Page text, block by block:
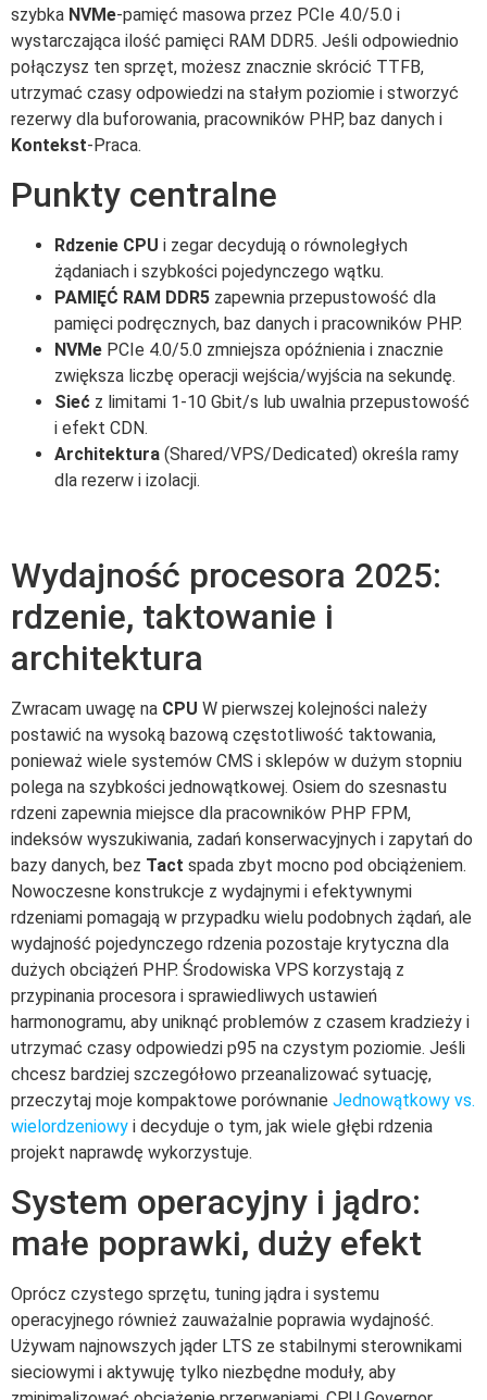
szybka NVMe-pamięć masowa przez PCIe 4.0/5.0 i
wystarczająca ilość pamięci RAM DDR5. Jeśli odpowiednio
połączysz ten sprzęt, możesz znacznie skrócić TTFB,
utrzymać czasy odpowiedzi na stałym poziomie i stworzyć
rezerwy dla buforowania, pracowników PHP, baz danych i
Kontekst-Praca.
Punkty centralne
Rdzenie CPU i zegar decydują o równoległych
żądaniach i szybkości pojedynczego wątku.
PAMIĘĆ RAM DDR5 zapewnia przepustowość dla
pamięci podręcznych, baz danych i pracowników PHP.
NVMe PCIe 4.0/5.0 zmniejsza opóźnienia i znacznie
zwiększa liczbę operacji wejścia/wyjścia na sekundę.
Sieć z limitami 1-10 Gbit/s lub uwalnia przepustowość
i efekt CDN.
Architektura (Shared/VPS/Dedicated) określa ramy
dla rezerw i izolacji.
Wydajność procesora 2025:
rdzenie, taktowanie i
architektura
Zwracam uwagę na CPU W pierwszej kolejności należy
postawić na wysoką bazową częstotliwość taktowania,
ponieważ wiele systemów CMS i sklepów w dużym stopniu
polega na szybkości jednowątkowej. Osiem do szesnastu
rdzeni zapewnia miejsce dla pracowników PHP FPM,
indeksów wyszukiwania, zadań konserwacyjnych i zapytań do
bazy danych, bez Tact spada zbyt mocno pod obciążeniem.
Nowoczesne konstrukcje z wydajnymi i efektywnymi
rdzeniami pomagają w przypadku wielu podobnych żądań, ale
wydajność pojedynczego rdzenia pozostaje krytyczna dla
dużych obciążeń PHP. Środowiska VPS korzystają z
przypinania procesora i sprawiedliwych ustawień
harmonogramu, aby uniknąć problemów z czasem kradzieży i
utrzymać czasy odpowiedzi p95 na czystym poziomie. Jeśli
chcesz bardziej szczegółowo przeanalizować sytuację,
przeczytaj moje kompaktowe porównanie Jednowątkowy vs.
wielordzeniowy i decyduje o tym, jak wiele głębi rdzenia
projekt naprawdę wykorzystuje.
System operacyjny i jądro:
małe poprawki, duży efekt
Oprócz czystego sprzętu, tuning jądra i systemu
operacyjnego również zauważalnie poprawia wydajność.
Używam najnowszych jąder LTS ze stabilnymi sterownikami
sieciowymi i aktywuję tylko niezbędne moduły, aby